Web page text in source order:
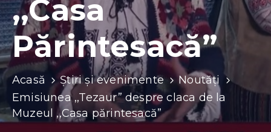
Contacte
,,Casa
Părintesacă”
Acasă Știri și evenimente
Noutăți
Emisiunea ,,Tezaur” despre claca de la
Muzeul ,,Casa părintesacă”